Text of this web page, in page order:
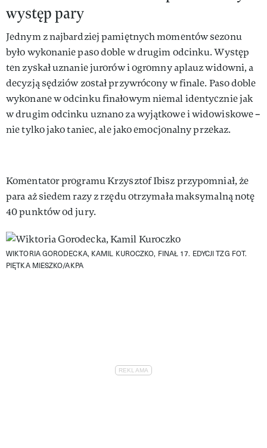
występ pary
Jednym z najbardziej pamiętnych momentów sezonu
było wykonanie paso doble w drugim odcinku. Występ
ten zyskał uznanie jurorów i ogromny aplauz widowni, a
decyzją sędziów został przywrócony w finale. Paso doble
wykonane w odcinku finałowym niemal identycznie jak
w drugim odcinku uznano za wyjątkowe i widowiskowe –
nie tylko jako taniec, ale jako emocjonalny przekaz.
Komentator programu Krzysztof Ibisz przypomniał, że
para aż siedem razy z rzędu otrzymała maksymalną notę
40 punktów od jury.
WIKTORIA GORODECKA, KAMIL KUROCZKO, FINAŁ 17. EDYCJI TZG FOT.
PIĘTKA MIESZKO/AKPA